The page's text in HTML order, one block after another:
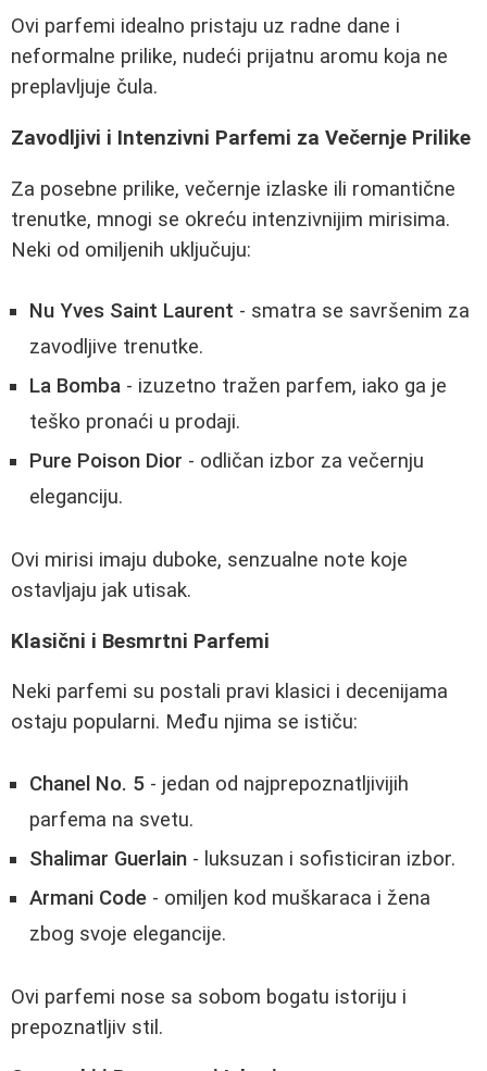
Ovi parfemi idealno pristaju uz radne dane i
neformalne prilike, nudeći prijatnu aromu koja ne
preplavljuje čula.
Zavodljivi i Intenzivni Parfemi za Večernje Prilike
Za posebne prilike, večernje izlaske ili romantične
trenutke, mnogi se okreću intenzivnijim mirisima.
Neki od omiljenih uključuju:
Nu Yves Saint Laurent - smatra se savršenim za
zavodljive trenutke.
La Bomba - izuzetno tražen parfem, iako ga je
teško pronaći u prodaji.
Pure Poison Dior - odličan izbor za večernju
eleganciju.
Ovi mirisi imaju duboke, senzualne note koje
ostavljaju jak utisak.
Klasični i Besmrtni Parfemi
Neki parfemi su postali pravi klasici i decenijama
ostaju popularni. Među njima se ističu:
Chanel No. 5 - jedan od najprepoznatljivijih
parfema na svetu.
Shalimar Guerlain - luksuzan i sofisticiran izbor.
Armani Code - omiljen kod muškaraca i žena
zbog svoje elegancije.
Ovi parfemi nose sa sobom bogatu istoriju i
prepoznatljiv stil.